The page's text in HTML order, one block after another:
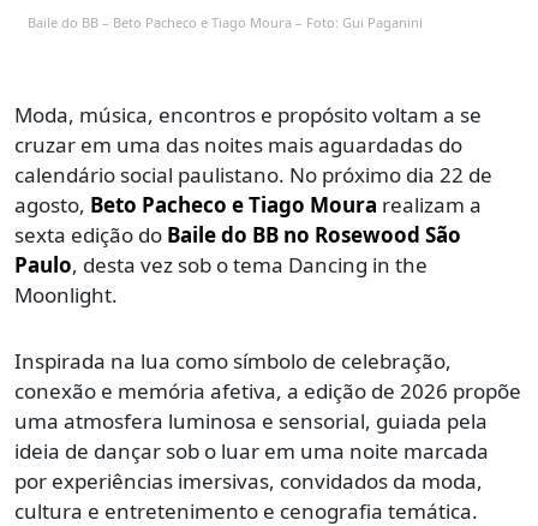
Baile do BB – Beto Pacheco e Tiago Moura – Foto: Gui Paganini
Moda, música, encontros e propósito voltam a se
cruzar em uma das noites mais aguardadas do
calendário social paulistano. No próximo dia 22 de
agosto, Beto Pacheco e Tiago Moura realizam a
sexta edição do Baile do BB no Rosewood São
Paulo, desta vez sob o tema Dancing in the
Moonlight.
Inspirada na lua como símbolo de celebração,
conexão e memória afetiva, a edição de 2026 propõe
uma atmosfera luminosa e sensorial, guiada pela
ideia de dançar sob o luar em uma noite marcada
por experiências imersivas, convidados da moda,
cultura e entretenimento e cenografia temática.